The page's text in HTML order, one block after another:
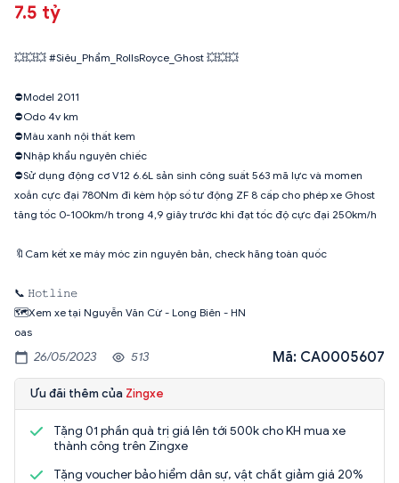
7.5 tỷ
💥💥💥 #Siêu_Phẩm_RollsRoyce_Ghost 💥💥💥
⛔️Model 2011
⛔️Odo 4v km
⛔️Màu xanh nội thất kem
⛔️Nhập khẩu nguyên chiếc
⛔Sử dụng động cơ V12 6.6L sản sinh công suất 563 mã lực và momen
xoắn cực đại 780Nm đi kèm hộp số tư động ZF 8 cấp cho phép xe Ghost
tăng tốc 0-100km/h trong 4,9 giây trước khi đạt tốc độ cực đại 250km/h
🔖Cam kết xe máy móc zin nguyên bản, check hãng toàn quốc
📞 𝙷𝚘𝚝𝚕𝚒𝚗𝚎
🗺Xem xe tại Nguyễn Văn Cừ - Long Biên - HN
oas
26/05/2023 513 Mã: CA0005607
Ưu đãi thêm của Zingxe
Tặng 01 phần quà trị giá lên tới 500k cho KH mua xe
thành công trên Zingxe
Tặng voucher bảo hiểm dân sự, vật chất giảm giá 20%